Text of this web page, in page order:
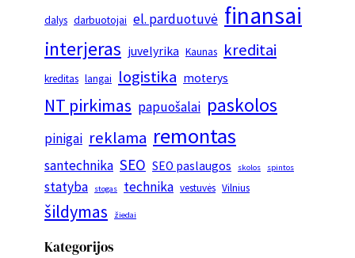
dalys darbuotojai el. parduotuvė finansai
interjeras juvelyrika Kaunas kreditai
kreditas langai logistika moterys
NT pirkimas papuošalai paskolos
pinigai reklama remontas
santechnika SEO SEO paslaugos skolos spintos
statyba stogas technika vestuvės Vilnius
šildymas žiedai
Kategorijos